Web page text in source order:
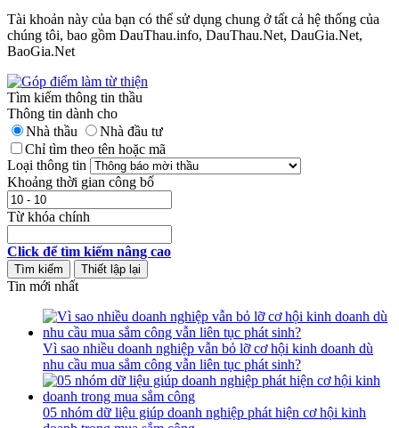
Tài khoản này của bạn có thể sử dụng chung ở tất cả hệ thống của
chúng tôi, bao gồm DauThau.info, DauThau.Net, DauGia.Net,
BaoGia.Net
Tìm kiếm thông tin thầu
Thông tin dành cho
Nhà thầu
Nhà đầu tư
Chỉ tìm theo tên hoặc mã
Loại thông tin
Khoảng thời gian công bố
Từ khóa chính
Click để tìm kiếm nâng cao
Tin mới nhất
Vì sao nhiều doanh nghiệp vẫn bỏ lỡ cơ hội kinh doanh dù
nhu cầu mua sắm công vẫn liên tục phát sinh?
05 nhóm dữ liệu giúp doanh nghiệp phát hiện cơ hội kinh